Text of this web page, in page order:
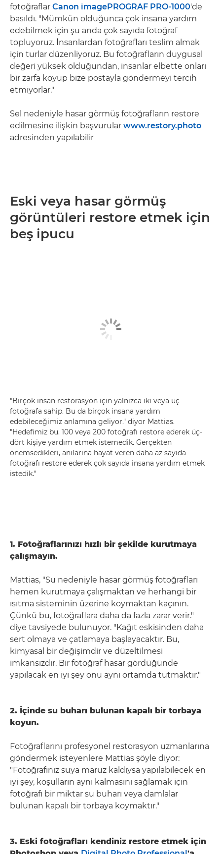
fotoğraflar Canon imagePROGRAF PRO-1000'de
basıldı. "Mümkün olduğunca çok insana yardım
edebilmek için şu anda çok sayıda fotoğraf
topluyoruz. İnsanlardan fotoğrafları teslim almak
için turlar düzenliyoruz. Bu fotoğrafların duygusal
değeri yüksek olduğundan, insanlar elbette onları
bir zarfa koyup bize postayla göndermeyi tercih
etmiyorlar."
Sel nedeniyle hasar görmüş fotoğrafların restore
edilmesine ilişkin başvurular www.restory.photo
adresinden yapılabilir
Eski veya hasar görmüş
görüntüleri restore etmek için
beş ipucu
"Birçok insan restorasyon için yalnızca iki veya üç
fotoğrafa sahip. Bu da birçok insana yardım
edebileceğimiz anlamına geliyor." diyor Mattias.
"Hedefimiz bu. 100 veya 200 fotoğrafı restore ederek üç-
dört kişiye yardım etmek istemedik. Gerçekten
önemsedikleri, anılarına hayat veren daha az sayıda
fotoğrafı restore ederek çok sayıda insana yardım etmek
istedik."
1. Fotoğraflarınızı hızlı bir şekilde kurutmaya
çalışmayın.
Mattias, "Su nedeniyle hasar görmüş fotoğrafları
hemen kurutmaya çalışmaktan ve herhangi bir
ısıtma sisteminin üzerine koymaktan kaçının.
Çünkü bu, fotoğraflara daha da fazla zarar verir."
diye tavsiyede bulunuyor. "Kağıt eskisinden daha
sert olmaya ve çatlamaya başlayacaktır. Bu,
kimyasal bir değişimdir ve düzeltilmesi
imkansızdır. Bir fotoğraf hasar gördüğünde
yapılacak en iyi şey onu aynı ortamda tutmaktır."
2. İçinde su buharı bulunan kapalı bir torbaya
koyun.
Fotoğraflarını profesyonel restorasyon uzmanlarına
göndermek isteyenlere Mattias şöyle diyor:
"Fotoğrafınız suya maruz kaldıysa yapılabilecek en
iyi şey, koşulların aynı kalmasını sağlamak için
fotoğrafı bir miktar su buharı veya damlalar
bulunan kapalı bir torbaya koymaktır."
3. Eski fotoğrafları kendiniz restore etmek için